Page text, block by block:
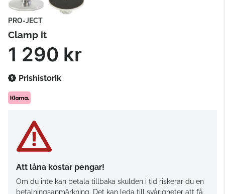
PRO-JECT
Clamp it
1 290 kr
Prishistorik
Att låna kostar pengar!
Om du inte kan betala tillbaka skulden i tid riskerar du en
betalningsanmärkning. Det kan leda till svårigheter att få